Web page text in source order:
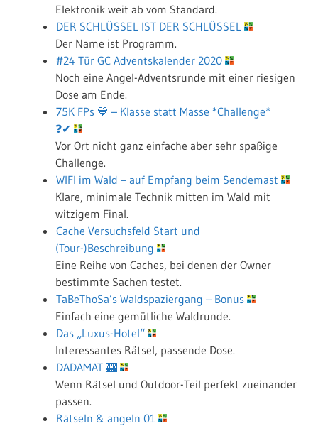
Elektronik weit ab vom Standard.
DER SCHLÜSSEL IST DER SCHLÜSSEL
Der Name ist Programm.
#24 Tür GC Adventskalender 2020
Noch eine Angel-Adventsrunde mit einer riesigen
Dose am Ende.
75K FPs 💙 – Klasse statt Masse *Challenge*
❓✔
Vor Ort nicht ganz einfache aber sehr spaßige
Challenge.
WIFI im Wald – auf Empfang beim Sendemast
Klare, minimale Technik mitten im Wald mit
witzigem Final.
Cache Versuchsfeld Start und
(Tour-)Beschreibung
Eine Reihe von Caches, bei denen der Owner
bestimmte Sachen testet.
TaBeThoSa’s Waldspaziergang – Bonus
Einfach eine gemütliche Waldrunde.
Das „Luxus-Hotel“
Interessantes Rätsel, passende Dose.
DADAMAT 🎰
Wenn Rätsel und Outdoor-Teil perfekt zueinander
passen.
Rätseln & angeln 01